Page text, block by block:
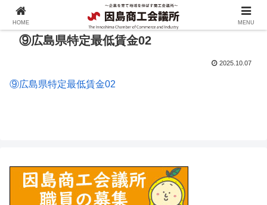
⑨広島県特定最低賃金02
2025.10.07
⑨広島県特定最低賃金02
HOME MENU